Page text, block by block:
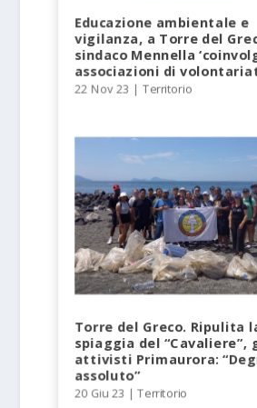
Educazione ambientale e
vigilanza, a Torre del
sindaco Mennella
associazioni di
22 Nov 23 |Territorio
Torre del Greco. Ripulita
spiaggia del “Cavaliere”,
attivisti Primaurora:
assoluto”
20 Giu 23 |Territorio